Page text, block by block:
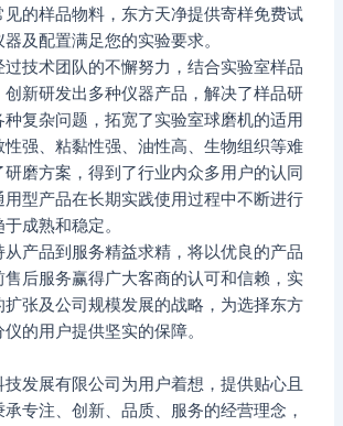
的样品物料，东方天净提供寄样免费试
及配置满足您的实验要求。
技术团队的不懈努力，结合实验室样品
创新研发出多种仪器产品，解决了样品研
复杂问题，拓宽了实验室球磨机的适用
强、粘黏性强、油性高、生物组织等难
磨方案，得到了行业内众多用户的认同
型产品在长期实践使用过程中不断进行
成熟和稳定。
产品到服务精益求精，将以优良的产品
后服务赢得广大客商的认可和信赖，实
张及公司规模发展的战略，为选择东方
的用户提供坚实的保障。
发展有限公司为用户着想，提供贴心且
专注、创新、品质、服务的经营理念，